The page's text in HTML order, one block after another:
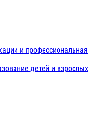
и профессиональная
детей и взрослых